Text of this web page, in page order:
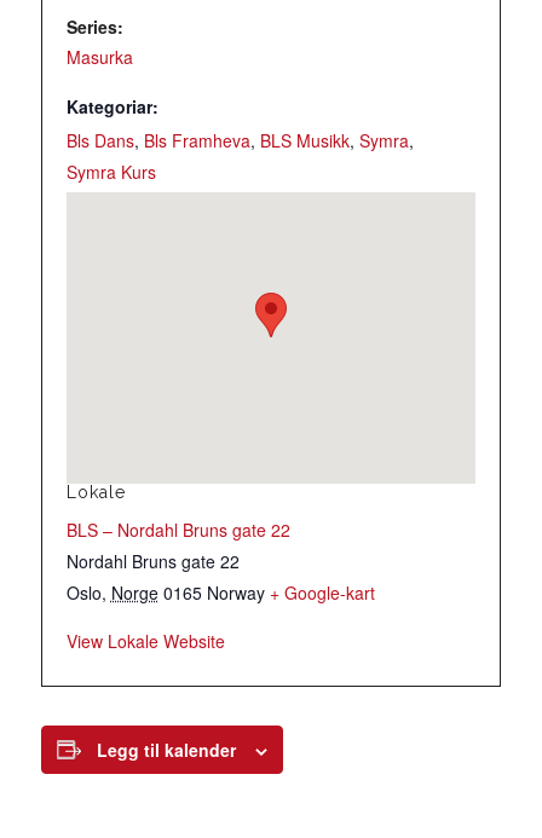
Series:
Masurka
Kategoriar:
Bls Dans, Bls Framheva, BLS Musikk, Symra,
Symra Kurs
Lokale
BLS – Nordahl Bruns gate 22
Nordahl Bruns gate 22
Oslo, Norge 0165 Norway + Google-kart
View Lokale Website
Legg til kalender